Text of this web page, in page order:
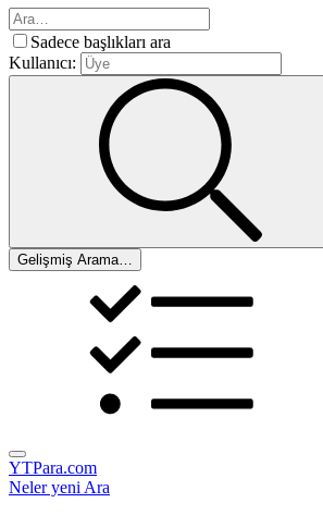
Sadece başlıkları ara
Kullanıcı:
Gelişmiş Arama…
YTPara.com
Neler yeniAra